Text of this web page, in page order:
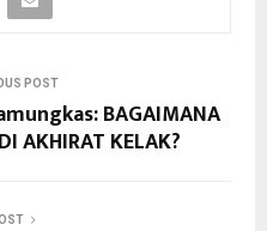
POST
BAGAIMANA
AKHIRAT KELAK?